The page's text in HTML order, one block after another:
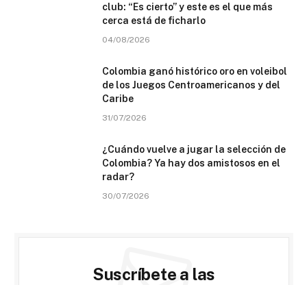
club: “Es cierto” y este es el que más
cerca está de ficharlo
04/08/2026
Colombia ganó histórico oro en voleibol
de los Juegos Centroamericanos y del
Caribe
31/07/2026
¿Cuándo vuelve a jugar la selección de
Colombia? Ya hay dos amistosos en el
radar?
30/07/2026
Suscríbete a las